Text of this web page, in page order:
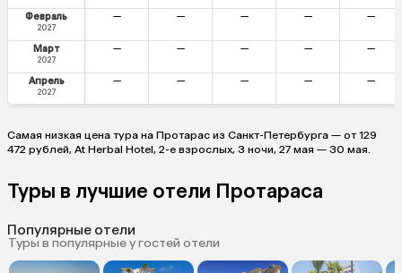
Февраль
2027
— — — — —
Март
2027
— — — — —
Апрель
2027
— — — — —
Самая низкая цена тура на Протарас из Санкт-Петербурга — от 129
472 рублей, At Herbal Hotel, 2-е взрослых, 3 ночи, 27 мая — 30 мая.
Туры в лучшие отели Протараса
Популярные отели
Туры в популярные у гостей отели